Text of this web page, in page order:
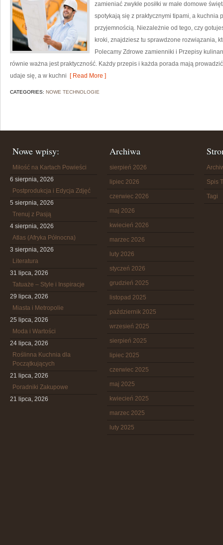
zamieniać zwykłe posiłki w małe domowe
spotykają się z praktycznymi tipami, a kuchnia
przyjemnością. Niezależnie od tego, czy
kroki, znajdziesz tu sprawdzone rozwiązania,
Polecamy Zdrowe zamienniki i Przepisy
równie ważna jest praktyczność. Każdy przepis i każda porada mają
udaje się, a w kuchni [ Read More ]
CATEGORIES: NOWE TECHNOLOGIE
Nowe wpisy:
Miłość na Kartach Powieści
6 sierpnia, 2026
Postprodukcja i Edycja Zdjęć
5 sierpnia, 2026
Trenuj z Pasją
4 sierpnia, 2026
Atlas (Afryka Północna)
3 sierpnia, 2026
Literatura
31 lipca, 2026
Tatuaże – Style i Inspiracje
29 lipca, 2026
Miasta i Metropolie
25 lipca, 2026
Moda i Wartości
24 lipca, 2026
Roślinna Kuchnia dla
Początkujących
21 lipca, 2026
Poradniki Zakupowe
21 lipca, 2026
Archiwa
sierpień 2026
lipiec 2026
czerwiec 2026
maj 2026
kwiecień 2026
marzec 2026
luty 2026
styczeń 2026
grudzień 2025
listopad 2025
październik 2025
wrzesień 2025
sierpień 2025
lipiec 2025
czerwiec 2025
maj 2025
kwiecień 2025
marzec 2025
luty 2025
Spis
Tagi